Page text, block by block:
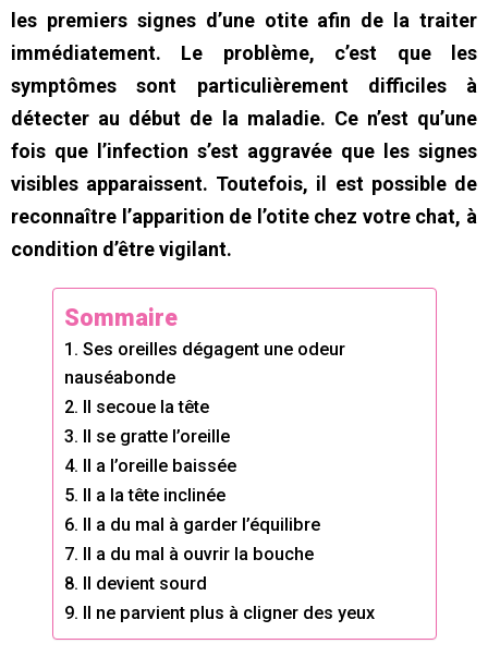
les premiers signes d’une otite afin de la traiter
immédiatement. Le problème, c’est que les
symptômes sont particulièrement difficiles à
détecter au début de la maladie. Ce n’est qu’une
fois que l’infection s’est aggravée que les signes
visibles apparaissent. Toutefois, il est possible de
reconnaître l’apparition de l’otite chez votre chat, à
condition d’être vigilant.
Sommaire
1. Ses oreilles dégagent une odeur
nauséabonde
2. Il secoue la tête
3. Il se gratte l’oreille
4. Il a l’oreille baissée
5. Il a la tête inclinée
6. Il a du mal à garder l’équilibre
7. Il a du mal à ouvrir la bouche
8. Il devient sourd
9. Il ne parvient plus à cligner des yeux